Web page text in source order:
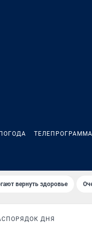
ПОГОДА ТЕЛЕПРОГРАММА
вернуть здоровье
ДНЯ